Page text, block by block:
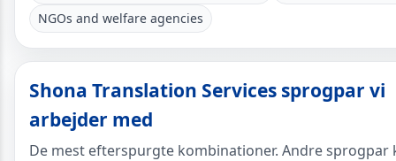
NGOs and welfare agencies
Shona Translation Services sprogpar vi
arbejder med
De mest efterspurgte kombinationer. Andre sprogpar